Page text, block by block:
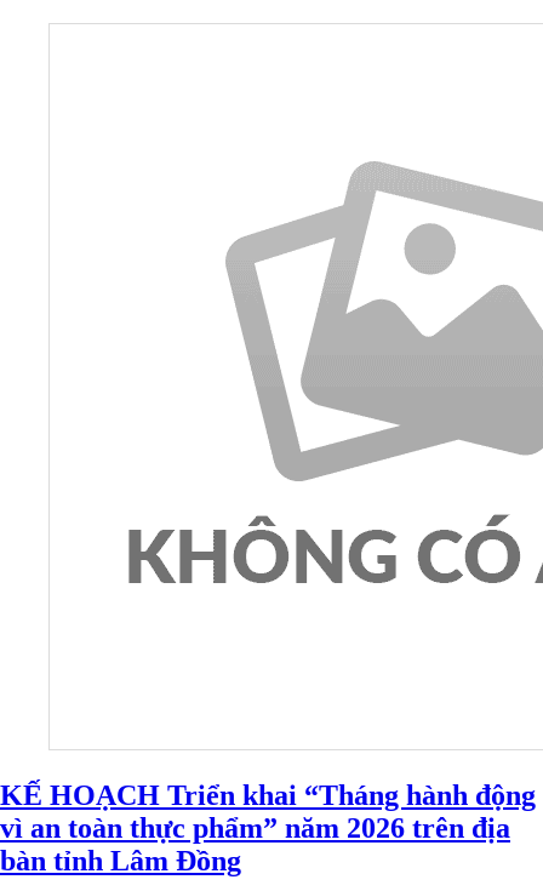
KẾ HOẠCH Triển khai “Tháng hành động
vì an toàn thực phẩm” năm 2026 trên địa
bàn tỉnh Lâm Đồng